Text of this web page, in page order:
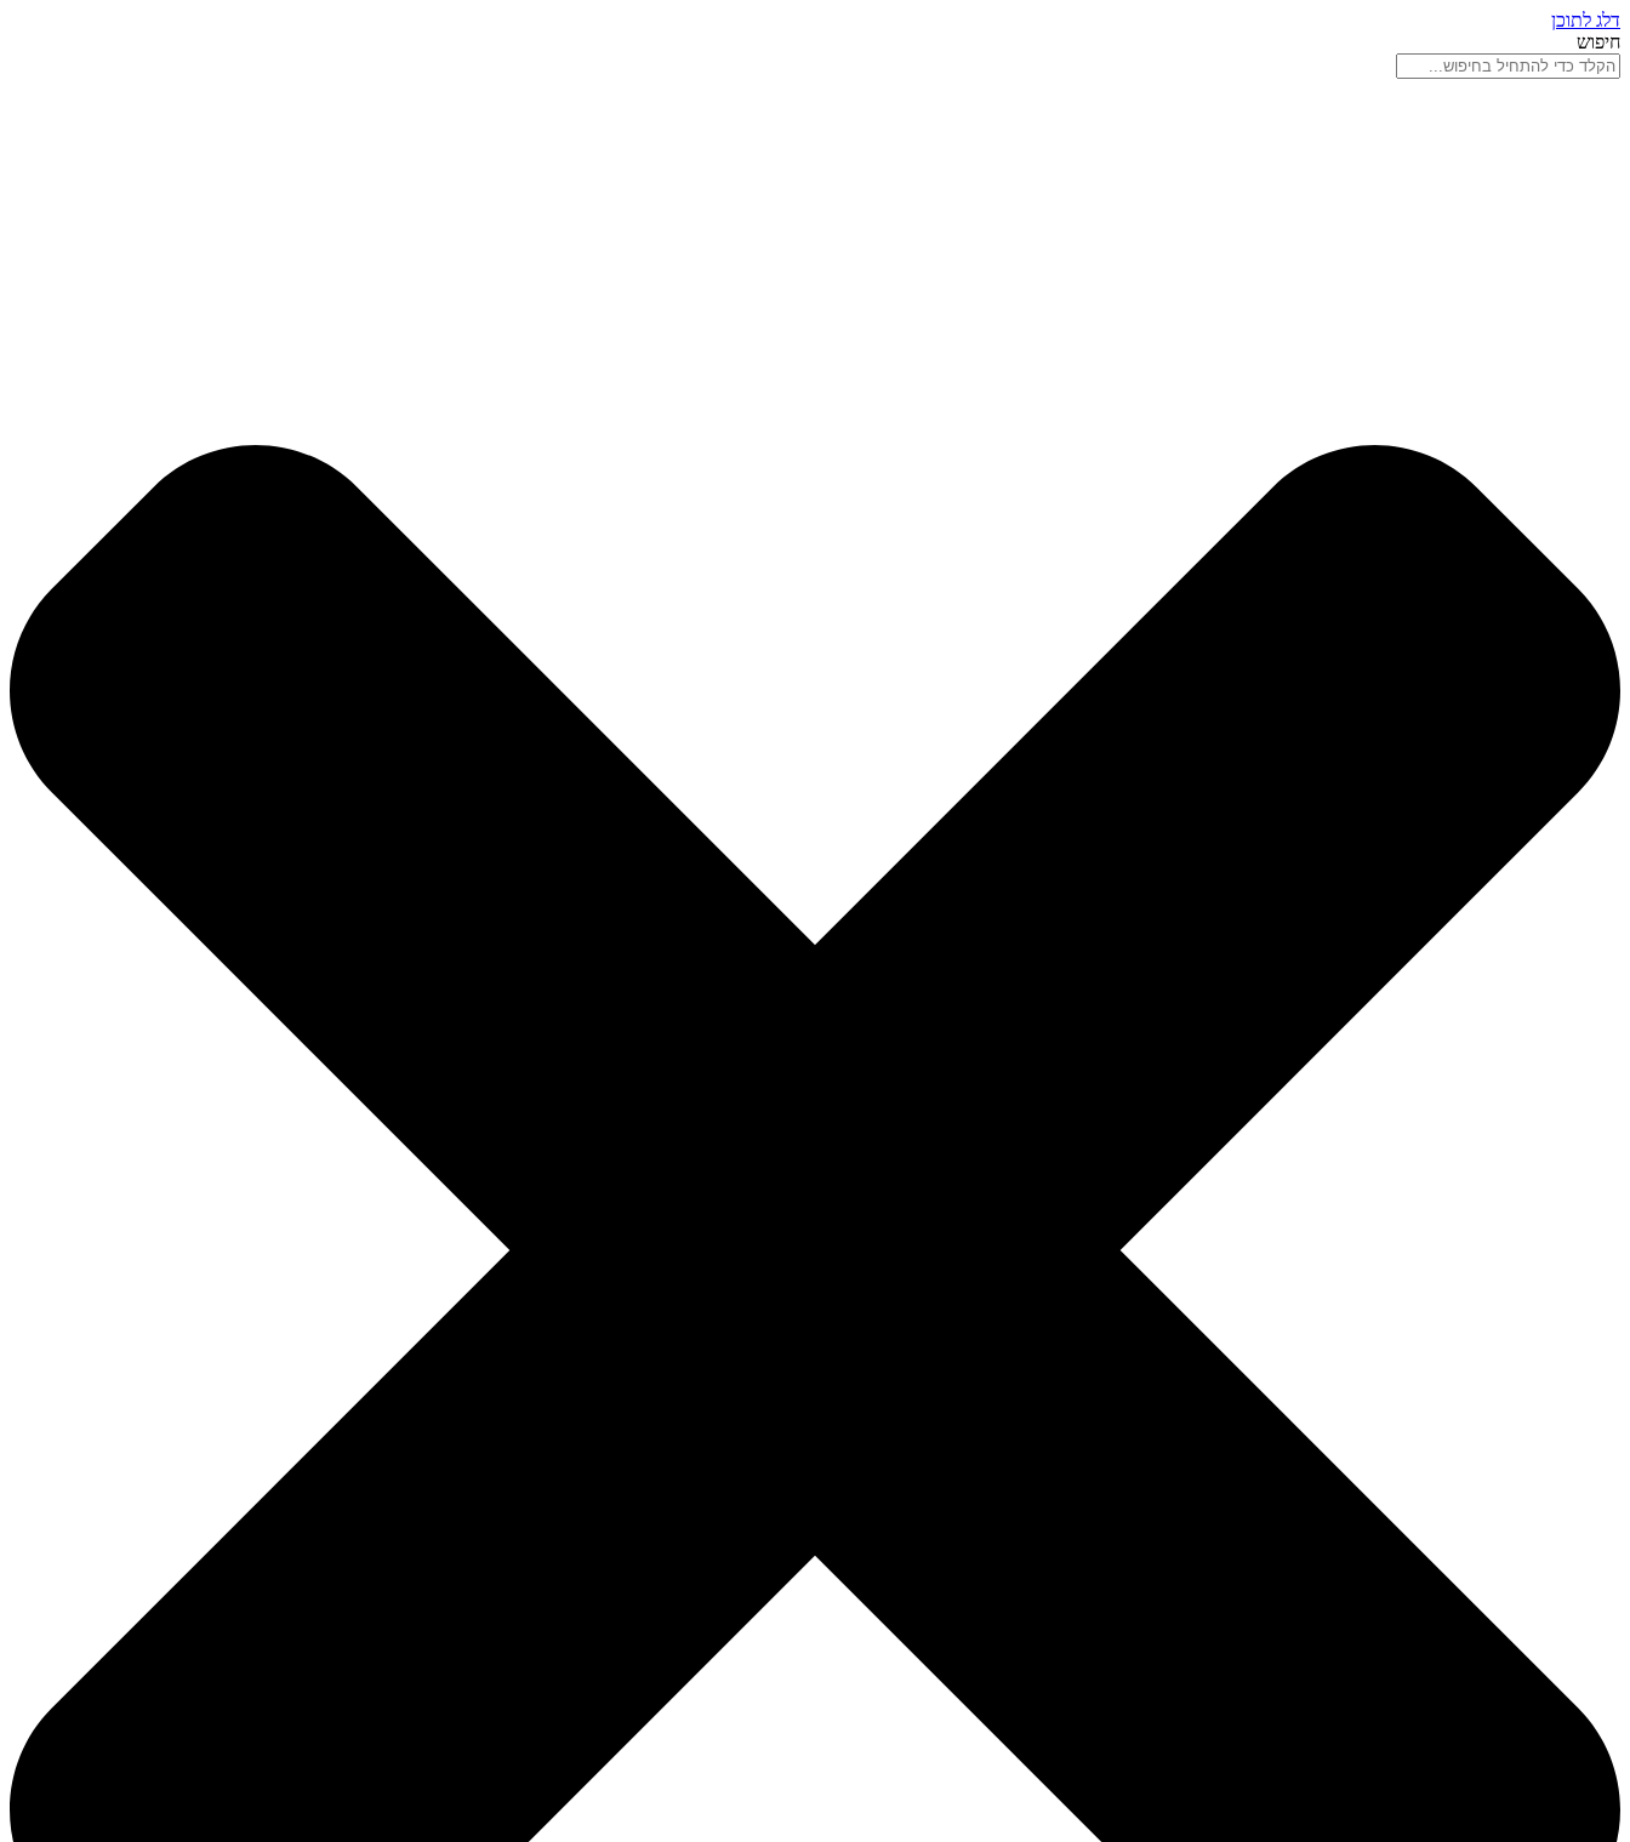
דלג לתוכן
חיפוש